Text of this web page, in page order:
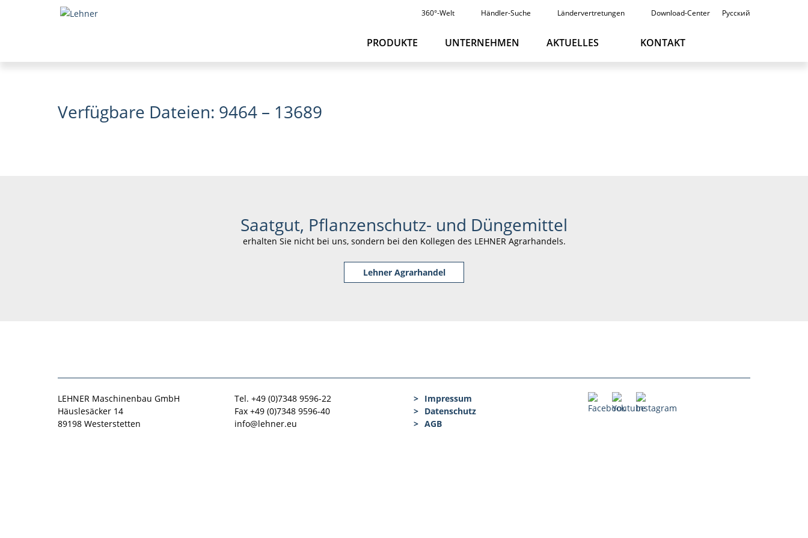
360°-Welt Händler-Suche Ländervertretungen Download-Center Русский
PRODUKTE UNTERNEHMEN AKTUELLES KONTAKT
Verfügbare Dateien: 9464 – 13689
Saatgut, Pflanzenschutz- und Düngemittel
erhalten Sie nicht bei uns, sondern bei den Kollegen des LEHNER Agrarhandels.
Lehner Agrarhandel
LEHNER Maschinenbau GmbH
Häuslesäcker 14
89198 Westerstetten
Tel. +49 (0)7348 9596-22
Fax +49 (0)7348 9596-40
info@lehner.eu
Impressum
Datenschutz
AGB